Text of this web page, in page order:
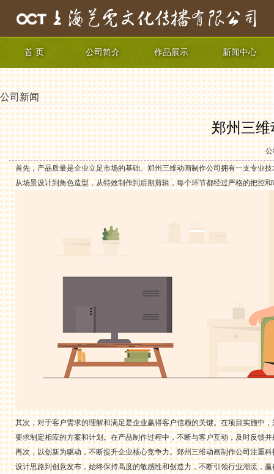
首 页 公司简介 作品展示 新闻中心
公司新闻
郑州三
公
首先，产品质量是企业立足市场的基础。郑州三维动画制作公司拥有一支专业
从场景设计到角色造型，从特效制作到后期剪辑，每个环节都经过严格的把控
其次，对于客户需求的理解和满足是企业赢得客户信赖的关键。在项目实施中
要求制定相应的方案和计划。在产品制作过程中，不断与客户互动，及时反馈
再次，以创新为驱动，不断提升企业核心竞争力。郑州三维动画制作公司注重
设计思路到创意发布，始终保持高度的敏感性和创造力，不断引领行业潮流，